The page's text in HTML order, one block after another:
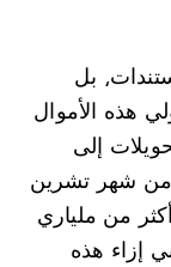
بل
هذه الأموال
إلى
من شهر تشرين
من ملياري
إزاء هذه